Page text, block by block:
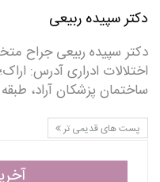
دکتر سپیده ربیعی
دکتر سپیده ربیعی جراح
اختلالات ادراری آدرس:
ساختمان پزشکان آراد، طبقه 4 تلفن مطب:…
پست های قدیمی تر